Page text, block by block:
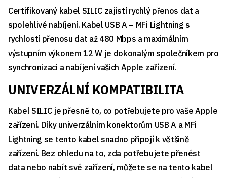
Certifikovaný kabel SILIC zajistí rychlý přenos dat a
spolehlivé nabíjení. Kabel USB A – MFi Lightning s
rychlostí přenosu dat až 480 Mbps a maximálním
výstupním výkonem 12 W je dokonalým společníkem pro
synchronizaci a nabíjení vašich Apple zařízení.
UNIVERZÁLNÍ KOMPATIBILITA
Kabel SILIC je přesně to, co potřebujete pro vaše Apple
zařízení. Díky univerzálním konektorům USB A a MFi
Lightning se tento kabel snadno připojí k většině
zařízení. Bez ohledu na to, zda potřebujete přenést
data nebo nabít své zařízení, můžete se na tento kabel